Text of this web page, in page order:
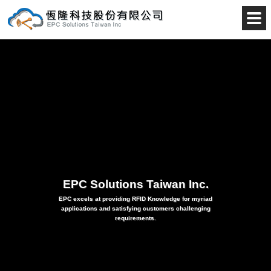
EPC Solutions Taiwan Inc.
EPC excels at providing RFID Knowledge for myriad
applications and satisfying customers challenging
requirements.
恆